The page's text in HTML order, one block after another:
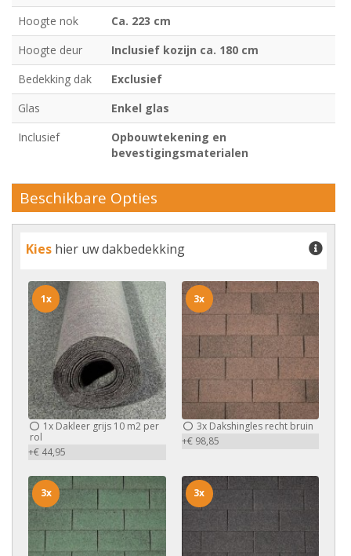
Hoogte nok
Ca. 223 cm
Hoogte deur
Inclusief kozijn ca. 180 cm
Bedekking dak
Exclusief
Glas
Enkel glas
Inclusief
Opbouwtekening en
bevestigingsmaterialen
Beschikbare Opties
Kies hier uw dakbedekking
1x Dakleer grijs 10 m2 per
rol
+€ 44,95
1x
3xDakshingles recht bruin
+€ 98,85
3x
3x 3x